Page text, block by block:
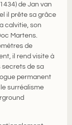
de Jan van
il prête sa grâce
calvitie, son
Martens.
de
il rend visite à
secrets de sa
permanent
surréalisme